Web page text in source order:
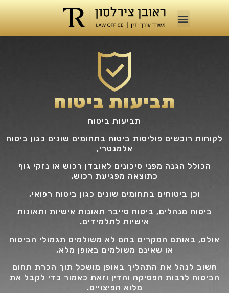
תביעות ביטוח
תביעות ביטוח
לקוחות רוכשים פוליסות ביטוח בתחומים שונים כגון ביטוח
אלמנטרי,
הכולל הגנה מפני סיכונים לאובדן רכוש או נזקי גוף
כתוצאה מפגיעת רכוש.
וכן ביטוחים בתחומים שונים כגון ביטוח רפואי,
ביטוח מנהלים, ביטוח סייבר תאונות אישיות ותאונות
אישיות לתלמידים.
אולם, באותם המקרים בהם לא משולמים תגמולי הביטוח
או שאינם משולמים באופן מלא,
חשוב לנהל את התהליך באופן מושכל תוך הכרת תחום
הביטוח לרבות הפסיקה והדין וזאת כאמור כדי לקבל את
מלוא הפיצויים.